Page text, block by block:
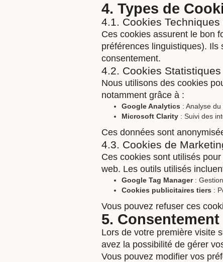
4. Types de
4.1. Cookies
Ces cookies assurent le bon
préférences linguistiques).
consentement.
4.2. Cookies Statistiques
Nous utilisons des cookies
notamment grâce à :
Google Analytics : Analyse
Microsoft Clarity : Suivi des
Ces données sont
4.3. Cookies de
Ces cookies sont utilisés
web. Les outils utilisés
Google Tag Manager:
Cookies publicitaires tiers :
Vous pouvez refuser ces
5. Consentement
Lors de votre première visite
avez la possibilité de gérer
Vous pouvez modifier vos